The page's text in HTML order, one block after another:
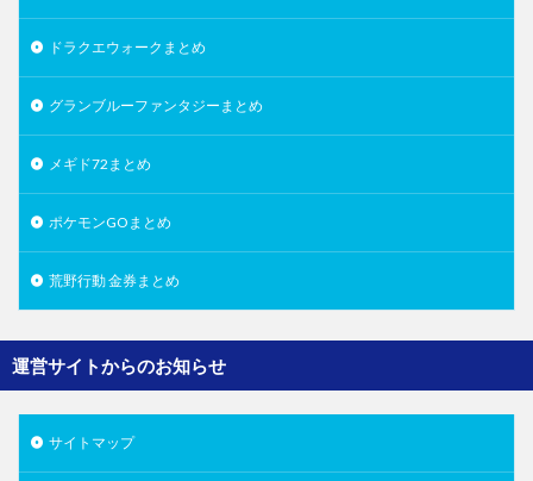
ドラクエウォークまとめ
グランブルーファンタジーまとめ
メギド72まとめ
ポケモンGOまとめ
荒野行動 金券まとめ
運営サイトからのお知らせ
サイトマップ